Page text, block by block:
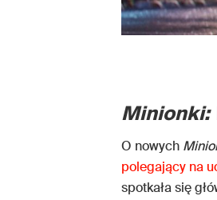
Minionki:
O nowych
polegający na
spotkała się